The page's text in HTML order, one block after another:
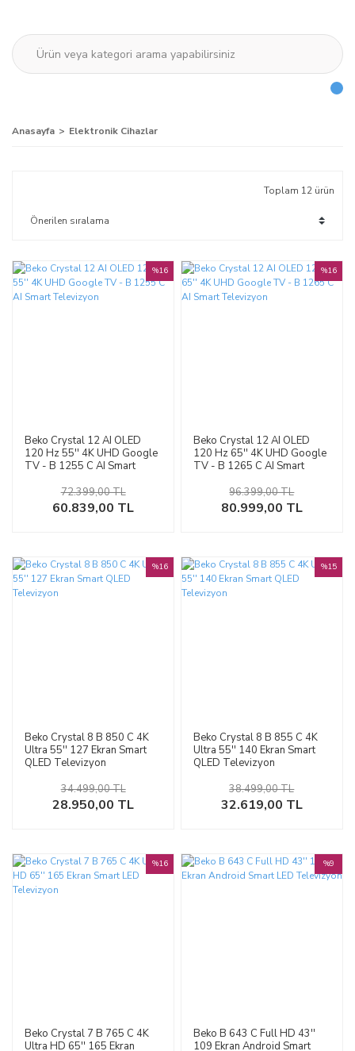
Anasayfa Elektronik Cihazlar
Toplam 12 ürün
Beko Crystal 12 AI OLED
120 Hz 55'' 4K UHD Google
TV - B 1255 C AI Smart
%16
60.839,00 TL
72.399,00 TL
Beko Crystal 12 AI OLED
120 Hz 65'' 4K UHD Google
TV - B 1265 C AI Smart
%16
80.999,00 TL
96.399,00 TL
Beko Crystal 8 B 850 C 4K
Ultra 55'' 127 Ekran Smart
QLED Televizyon
%16
28.950,00 TL
34.499,00 TL
Beko Crystal 8 B 855 C 4K
Ultra 55'' 140 Ekran Smart
QLED Televizyon
%15
32.619,00 TL
38.499,00 TL
Beko Crystal 7 B 765 C 4K
Ultra HD 65'' 165 Ekran
%16
Beko B 643 C Full HD 43''
109 Ekran Android Smart
%9